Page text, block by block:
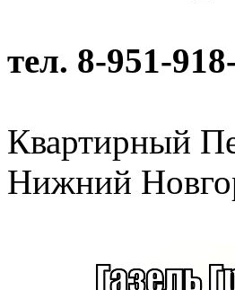
тел. 8-951-
Квартирный
Нижний